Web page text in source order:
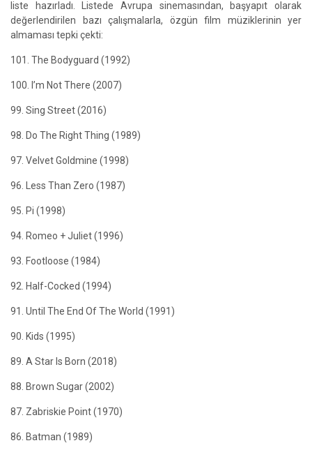
liste hazırladı. Listede Avrupa sinemasından, başyapıt olarak
değerlendirilen bazı çalışmalarla, özgün film müziklerinin yer
almaması tepki çekti:
101. The Bodyguard (1992)
100. I’m Not There (2007)
99. Sing Street (2016)
98. Do The Right Thing (1989)
97. Velvet Goldmine (1998)
96. Less Than Zero (1987)
95. Pi (1998)
94. Romeo + Juliet (1996)
93. Footloose (1984)
92. Half-Cocked (1994)
91. Until The End Of The World (1991)
90. Kids (1995)
89. A Star Is Born (2018)
88. Brown Sugar (2002)
87. Zabriskie Point (1970)
86. Batman (1989)